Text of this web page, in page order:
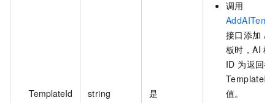
TemplateId string 是
调用
接口添加 AI
板时，AI 模
ID 为返回
TemplateId
值。